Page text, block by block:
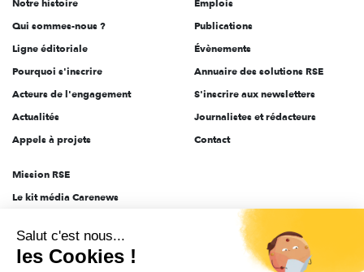
l'engagement
Notre histoire
Qui sommes-nous ?
Ligne éditoriale
Pourquoi s'inscrire
Acteurs de l'engagement
Actualités
Appels à projets
Emplois
Publications
Évènements
Annuaire des solutions RSE
S'inscrire aux newsletters
Journalistes et rédacteurs
Contact
Mission RSE
Le kit média Carenews
AEF info
Novethic
Salut c'est nous...
les Cookies !